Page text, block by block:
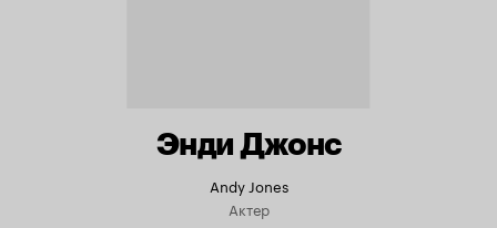
Энди Джонс
Andy Jones
Актер